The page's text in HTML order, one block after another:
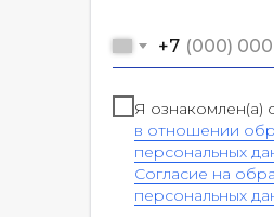
+7
Я ознакомлен(а)
в отношении
персональных
Согласие на
персональных